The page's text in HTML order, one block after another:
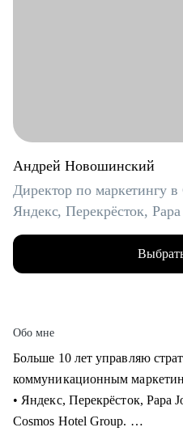
Андрей Новошинский
Директор по маркетингу
Яндекс, Перекрёсток, Papa
Обо мне
Больше 10 лет управляю
коммуникационным
• Яндекс, Перекрёсток,
Cosmos Hotel Group.